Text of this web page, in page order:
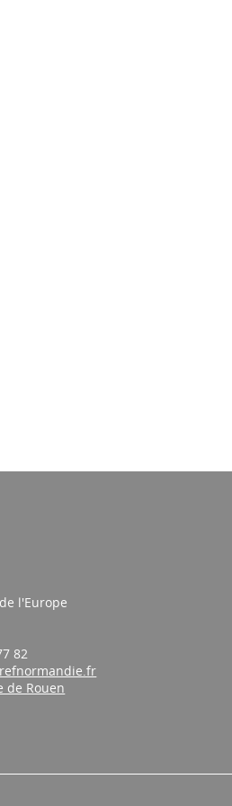
l'Europe
82
de Rouen